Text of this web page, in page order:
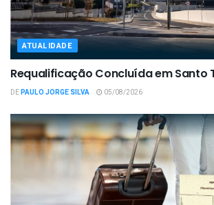
ATUALIDADE
Requalificação Concluída em Santo
DEPAULO JORGE SILVA 05/08/2026